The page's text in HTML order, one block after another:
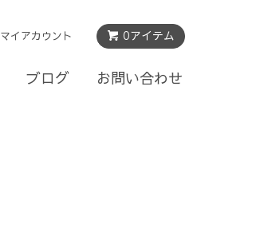
0アイテム
マイアカウント
ブログ お問い合わせ